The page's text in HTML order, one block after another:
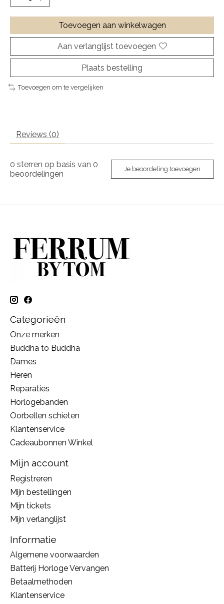
Toevoegen aan winkelwagen
Aan verlanglijst toevoegen
Plaats bestelling
Toevoegen om te vergelijken
Reviews (0)
0 sterren op basis van 0
beoordelingen
Je beoordeling toevoegen
Categorieën
Onze merken
Buddha to Buddha
Dames
Heren
Reparaties
Horlogebanden
Oorbellen schieten
Klantenservice
Cadeaubonnen Winkel
Mijn account
Registreren
Mijn bestellingen
Mijn tickets
Mijn verlanglijst
Informatie
Algemene voorwaarden
Batterij Horloge Vervangen
Betaalmethoden
Klantenservice